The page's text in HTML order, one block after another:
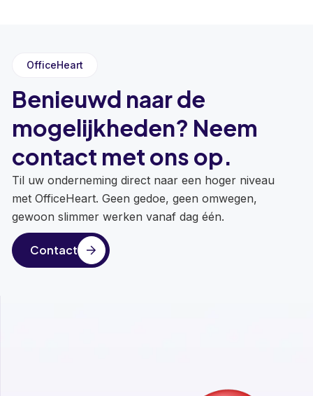
OfficeHeart
Benieuwd naar de
mogelijkheden? Neem
contact met ons op.
Til uw onderneming direct naar een hoger niveau
met OfficeHeart. Geen gedoe, geen omwegen,
gewoon slimmer werken vanaf dag één.
Contact